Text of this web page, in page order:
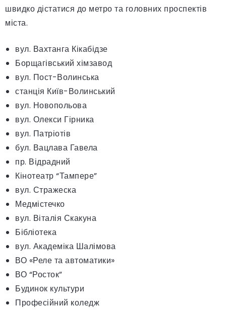
швидко дістатися до метро та головних проспектів
міста.
вул. Вахтанга Кікабідзе
Борщагівський хімзавод
вул. Пост-Волинська
станція Київ-Волинський
вул. Новопольова
вул. Олекси Гірника
вул. Патріотів
бул. Вацлава Гавела
пр. Відрадний
Кінотеатр “Тампере”
вул. Стражеска
Медмістечко
вул. Віталія Скакуна
Бібліотека
вул. Академіка Шалімова
ВО «Реле та автоматики»
ВО “Росток”
Будинок культури
Професійний коледж